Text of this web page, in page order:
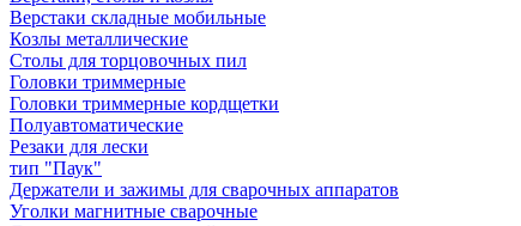
Верстаки складные мобильные
Козлы металлические
Столы для торцовочных пил
Головки триммерные
Головки триммерные кордщетки
Полуавтоматические
Резаки для лески
тип "Паук"
Держатели и зажимы для сварочных аппаратов
Уголки магнитные сварочные